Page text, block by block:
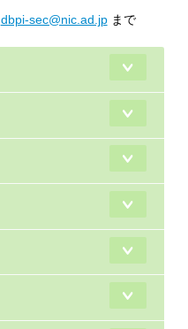
dbpi-sec@nic.ad.jpまで